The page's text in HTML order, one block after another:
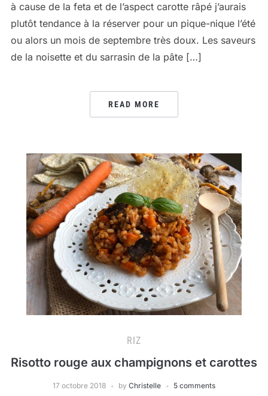
à cause de la feta et de l’aspect carotte râpé j’aurais
plutôt tendance à la réserver pour un pique-nique l’été
ou alors un mois de septembre très doux. Les saveurs
de la noisette et du sarrasin de la pâte […]
READ MORE
RIZ
Risotto rouge aux champignons et carottes
17 octobre 2018 by Christelle 5 comments